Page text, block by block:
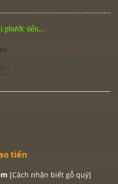
phước tiến...
tiền
[Cách nhận biết gỗ quý]